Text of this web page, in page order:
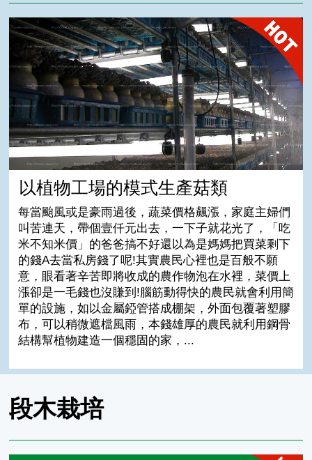
以植物工場的模式生產菇類
以植物工場的模式生產菇類
每當颱風或是豪雨過後，蔬菜價格飆漲，家庭主婦們
叫苦連天，帶個壹仟元出去，一下子就花光了，「吃
米不知米價」的爸爸搞不好還以為是媽媽把買菜剩下
的錢A去當私房錢了呢!其實農民心裡也是百般不願
意，眼看著辛苦即將收成的農作物泡在水裡，菜價上
漲卻是一毛錢也沒賺到!腦筋動得快的農民就會利用簡
單的設施，如以金屬錏管搭成棚架，外面包覆著塑膠
布，可以稍微遮檔風雨，本錢雄厚的農民就利用鋼骨
結構幫植物建造一個穩固的家，...
段木栽培